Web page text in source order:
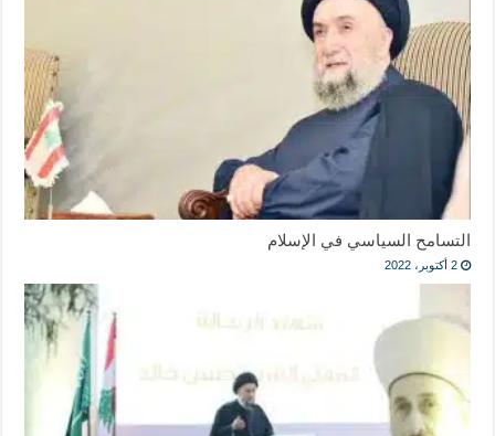
التسامح السياسي في الإسلام
2 أكتوبر، 2022